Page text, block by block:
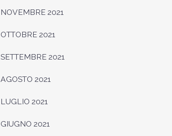
NOVEMBRE 2021
OTTOBRE 2021
SETTEMBRE 2021
AGOSTO 2021
LUGLIO 2021
GIUGNO 2021